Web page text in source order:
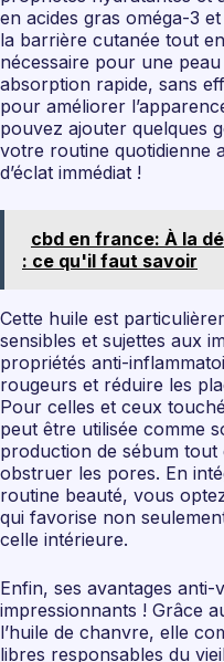
en acides gras oméga-3
la barrière cutanée tout
nécessaire pour une
absorption rapide, sans
pour améliorer
pouvez ajouter quelques
votre routine quotidienne
d’éclat immédiat !
cbd en france: À la
: ce qu'il faut savoir
Cette huile est
sensibles et sujettes aux
propriétés anti-
rougeurs et réduire les
Pour celles et ceux
peut être utilisée comme
production de sébum
obstruer les pores. En
routine beauté, vous
qui favorise non
celle intérieure.
Enfin, ses avantages anti-
impressionnants ! Grâce
l’huile de chanvre, elle
libres responsables du